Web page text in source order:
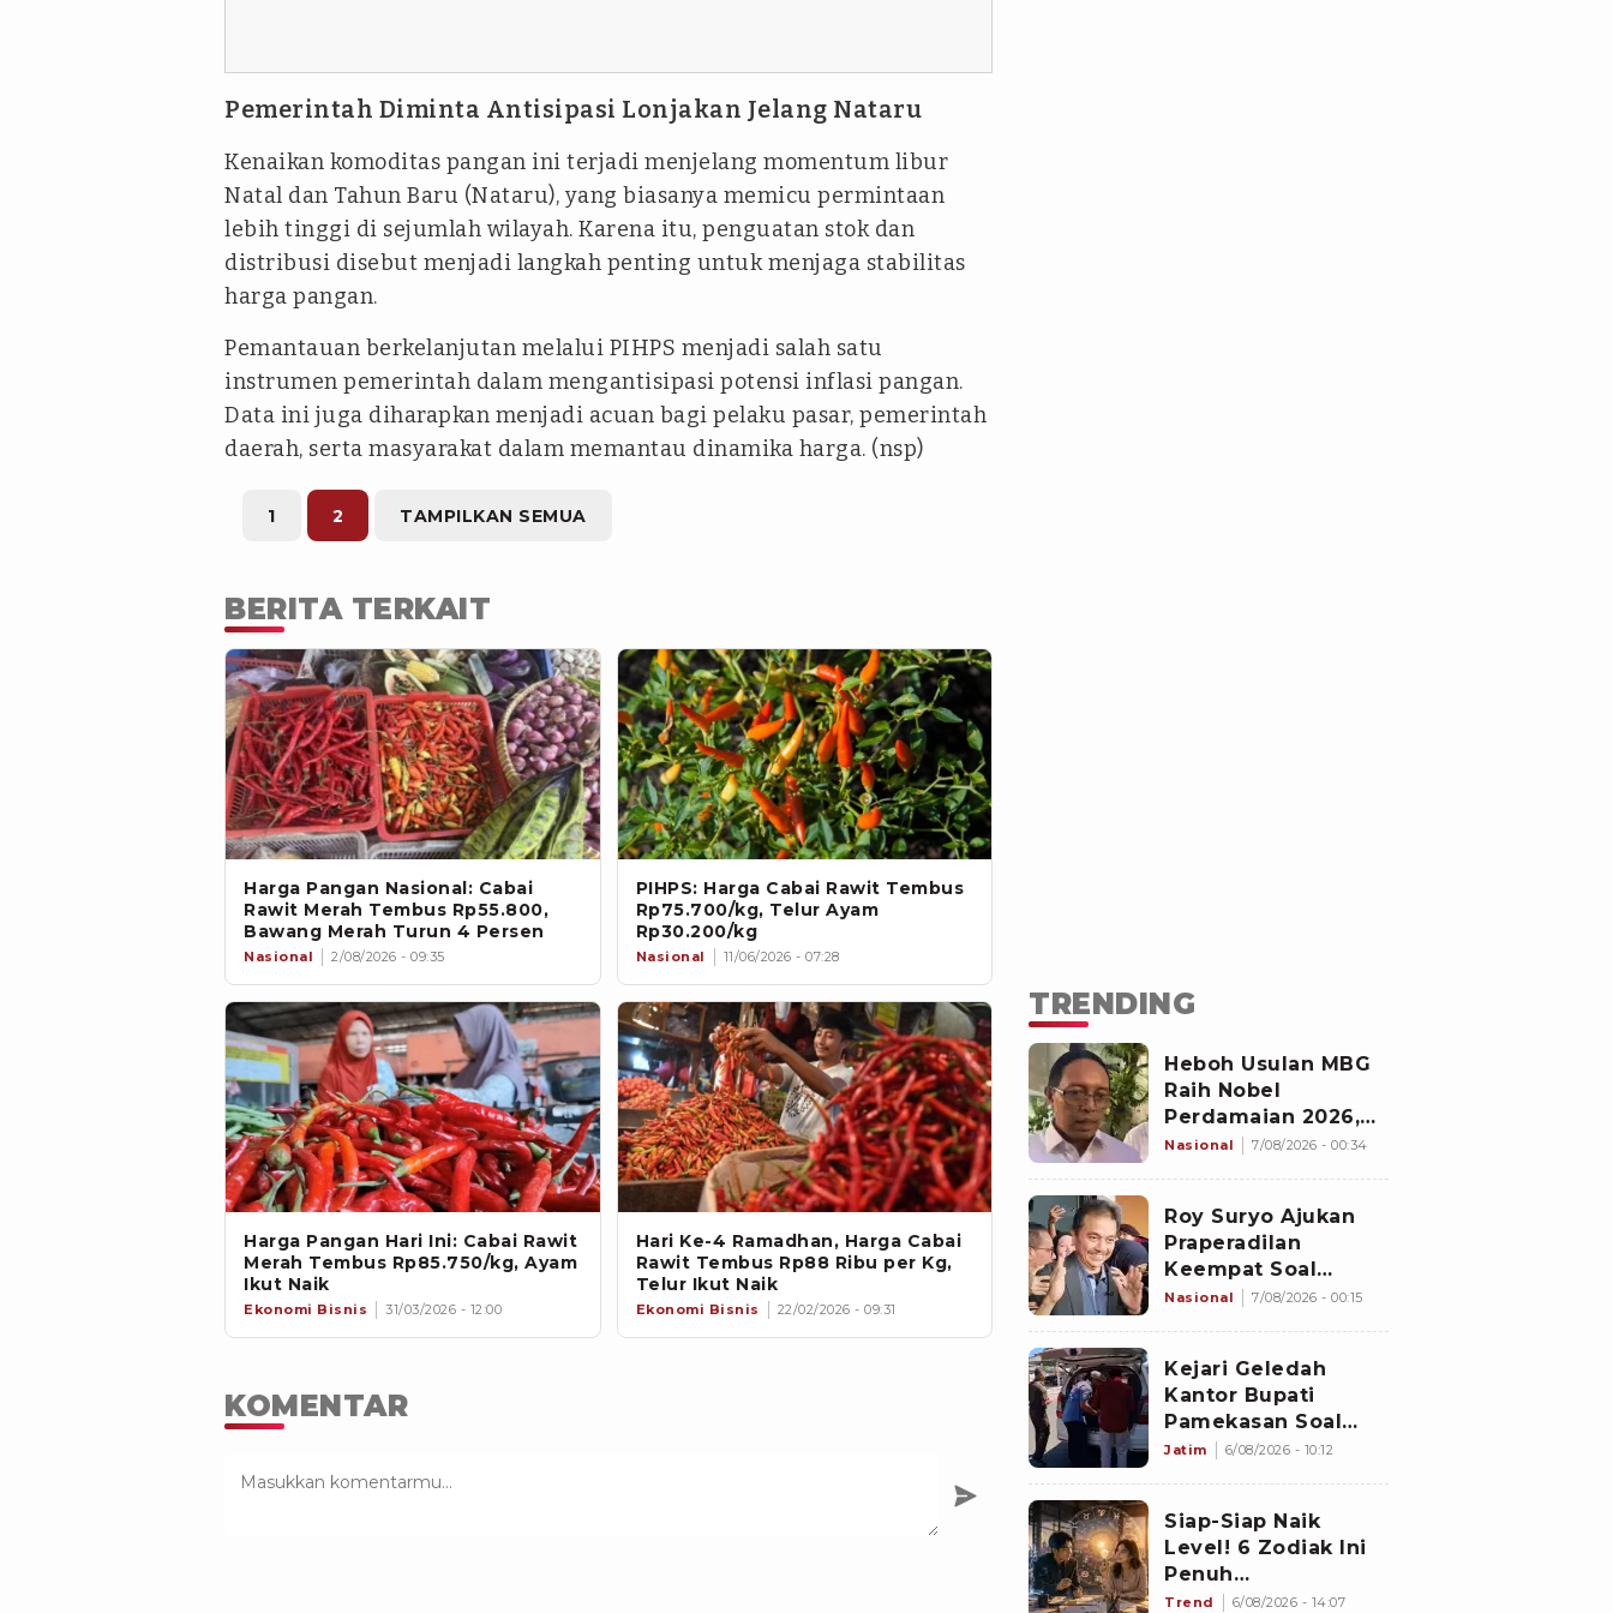
Pemerintah Diminta Antisipasi Lonjakan Jelang Nataru
Kenaikan komoditas pangan ini terjadi menjelang momentum libur
Natal dan Tahun Baru (Nataru), yang biasanya memicu permintaan
lebih tinggi di sejumlah wilayah. Karena itu, penguatan stok dan
distribusi disebut menjadi langkah penting untuk menjaga stabilitas
harga pangan.
Pemantauan berkelanjutan melalui PIHPS menjadi salah satu
instrumen pemerintah dalam mengantisipasi potensi inflasi pangan.
Data ini juga diharapkan menjadi acuan bagi pelaku pasar, pemerintah
daerah, serta masyarakat dalam memantau dinamika harga. (nsp)
1 2 TAMPILKAN SEMUA
BERITA TERKAIT
Harga Pangan Nasional: Cabai
Rawit Merah Tembus Rp55.800,
Bawang Merah Turun 4 Persen
Nasional 2/08/2026 - 09:35
PIHPS: Harga Cabai Rawit Tembus
Rp75.700/kg, Telur Ayam
Rp30.200/kg
Nasional 11/06/2026 - 07:28
Harga Pangan Hari Ini: Cabai Rawit
Merah Tembus Rp85.750/kg, Ayam
Ikut Naik
Ekonomi Bisnis 31/03/2026 - 12:00
Hari Ke-4 Ramadhan, Harga Cabai
Rawit Tembus Rp88 Ribu per Kg,
Telur Ikut Naik
Ekonomi Bisnis 22/02/2026 - 09:31
KOMENTAR
TRENDING
Heboh Usulan MBG
Raih Nobel
Perdamaian 2026,
Istana Akhirnya
Nasional 7/08/2026 - 00:34
Roy Suryo Ajukan
Praperadilan
Keempat Soal
Status Cekal
Nasional 7/08/2026 - 00:15
Kejari Geledah
Kantor Bupati
Pamekasan Soal
Dugaan Korupsi
Milliar
Jatim 6/08/2026 - 10:12
Siap-Siap Naik
Level! 6 Zodiak Ini
Penuh
Keberuntungan
Trend 6/08/2026 - 14:07